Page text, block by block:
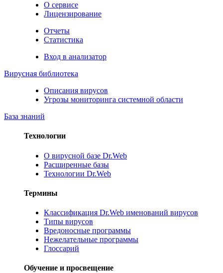
О сервисе
Лицензирование
Отчеты
Статистика
Вход в анализатор
Вирусная библиотека
Описания вирусов
Угрозы мониторинга системной области
База знаний
Технологии
О вирусной базе Dr.Web
Расширенные базы
Технологии Dr.Web
Термины
Классификация Dr.Web именований вирусов
Типы вирусов
Вредоносные программы
Нежелательные программы
Глоссарий
Обучение и просвещение